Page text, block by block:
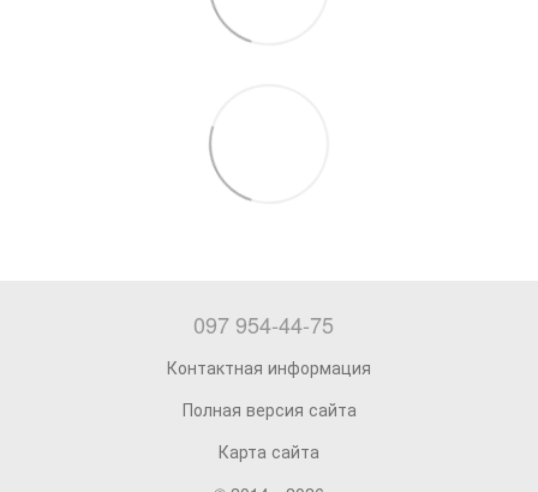
097 954-44-75
Контактная информация
Полная версия сайта
Карта сайта